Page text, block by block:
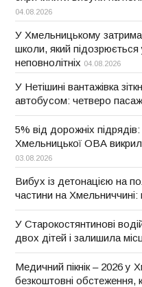
04.08.2026
У Хмельницькому
школи, який
неповнолітніх 04.08.2026
У Нетішині вантажівка
автобусом: четверо
5% від дорожніх
Хмельницької ОВА
03.08.2026
Вибух із детонацією на
частини на
У Старокостянтинові
двох дітей і залишила
Медичний пікнік – 2026 у
безкоштовні обстеження,